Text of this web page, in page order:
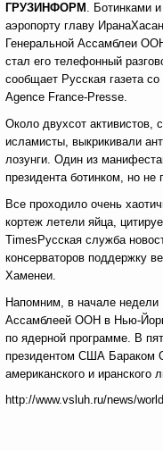
ГРУЗИНФОРМ . Ботинками
аэропорту главу
Генеральной Ассамблеи
стал его телефонный
сообщает Русская газета
Agence France-Presse.
Около двухсот активистов,
исламисты, выкрикивали
лозунги. Один из
президента ботинком, но не
Все проходило очень
кортеж летели яйца,
TimesРусская служба
консерваторов поддержку
Хаменеи.
Напомним, в начале недели
Ассамблеей ООН в Нью-
по ядерной программе. В
президентом США Бараком
американского и иранского
http://www.vsluh.ru/news/